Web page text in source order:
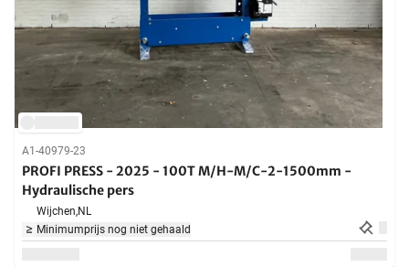
A1-40979-23
PROFI PRESS - 2025 - 100T M/H-M/C-2-1500mm -
Hydraulische pers
Wijchen,NL
Minimumprijs nog niet gehaald